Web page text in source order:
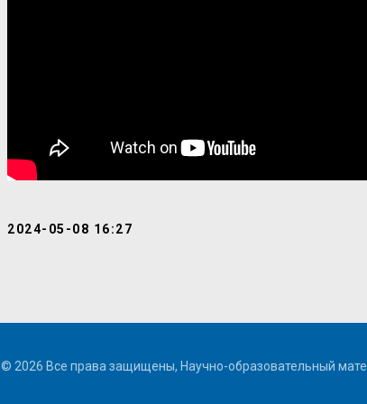
2024-05-08 16:27
© 2026 Все права защищены, Научно-образовательный